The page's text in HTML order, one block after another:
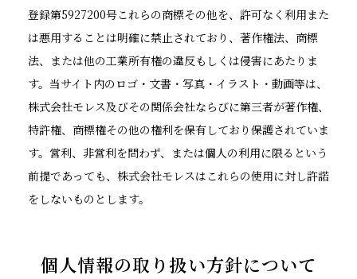
登録第5927200号これらの商標その他を、許可なく利用また
は悪用することは明確に禁止されており、著作権法、商標
法、または他の工業所有権の違反もしくは侵害にあたりま
す。当サイト内のロゴ・文書・写真・イラスト・動画等は、
株式会社モレス及びその関係会社ならびに第三者が著作権、
特許権、商標権その他の権利を保有しており保護されていま
す。営利、非営利を問わず、または個人の利用に限るという
前提であっても、株式会社モレスはこれらの使用に対し許諾
をしないものとします。
個人情報の取り扱い方針について